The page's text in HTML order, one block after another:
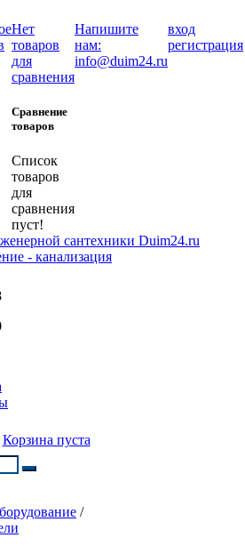
Нет
товаров
для
сравнения
Сравнение
товаров
Список
товаров
для
сравнения
пуст!
Напишите
нам:
info@duim24.ru
вход
регистрация
- канализация
Корзина пуста
/